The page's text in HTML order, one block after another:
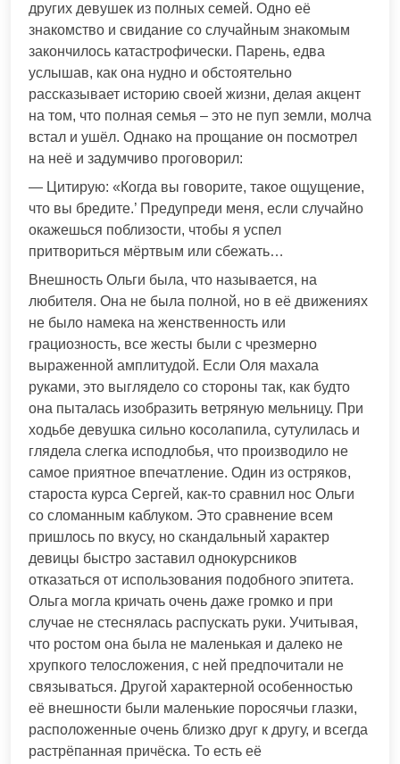
других девушек из полных семей. Одно её
знакомство и свидание со случайным знакомым
закончилось катастрофически. Парень, едва
услышав, как она нудно и обстоятельно
рассказывает историю своей жизни, делая акцент
на том, что полная семья – это не пуп земли, молча
встал и ушёл. Однако на прощание он посмотрел
на неё и задумчиво проговорил:
— Цитирую: «Когда вы говорите, такое ощущение,
что вы бредите.’ Предупреди меня, если случайно
окажешься поблизости, чтобы я успел
притвориться мёртвым или сбежать…
Внешность Ольги была, что называется, на
любителя. Она не была полной, но в её движениях
не было намека на женственность или
грациозность, все жесты были с чрезмерно
выраженной амплитудой. Если Оля махала
руками, это выглядело со стороны так, как будто
она пыталась изобразить ветряную мельницу. При
ходьбе девушка сильно косолапила, сутулилась и
глядела слегка исподлобья, что производило не
самое приятное впечатление. Один из остряков,
староста курса Сергей, как-то сравнил нос Ольги
со сломанным каблуком. Это сравнение всем
пришлось по вкусу, но скандальный характер
девицы быстро заставил однокурсников
отказаться от использования подобного эпитета.
Ольга могла кричать очень даже громко и при
случае не стеснялась распускать руки. Учитывая,
что ростом она была не маленькая и далеко не
хрупкого телосложения, с ней предпочитали не
связываться. Другой характерной особенностью
её внешности были маленькие поросячьи глазки,
расположенные очень близко друг к другу, и всегда
растрёпанная причёска. То есть её